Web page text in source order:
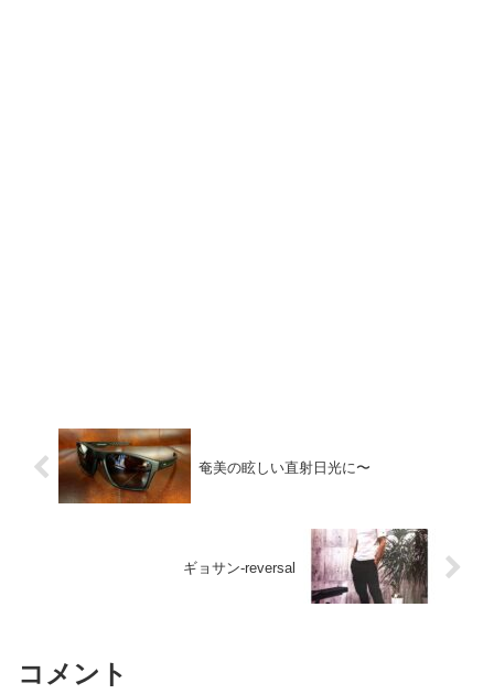
奄美の眩しい直射日光に〜
ギョサン-reversal
コメント